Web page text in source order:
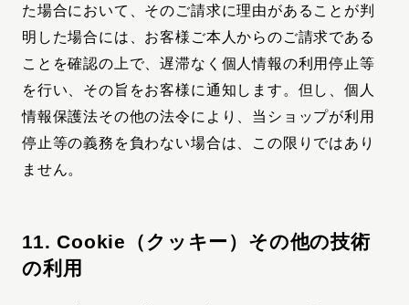
た場合において、そのご請求に理由があることが判
明した場合には、お客様ご本人からのご請求である
ことを確認の上で、遅滞なく個人情報の利用停止等
を行い、その旨をお客様に通知します。但し、個人
情報保護法その他の法令により、当ショップが利用
停止等の義務を負わない場合は、この限りではあり
ません。
11. Cookie（クッキー）その他の技術
の利用